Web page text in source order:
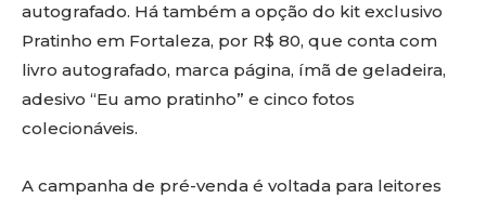
autografado. Há também a opção do kit exclusivo
Pratinho em Fortaleza, por R$ 80, que conta com
livro autografado, marca página, ímã de geladeira,
adesivo “Eu amo pratinho” e cinco fotos
colecionáveis.
A campanha de pré-venda é voltada para leitores